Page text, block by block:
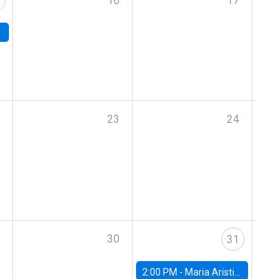
23 24
30 31
2:00 PM - Maria Aristizabal-Ramirez, FED Board